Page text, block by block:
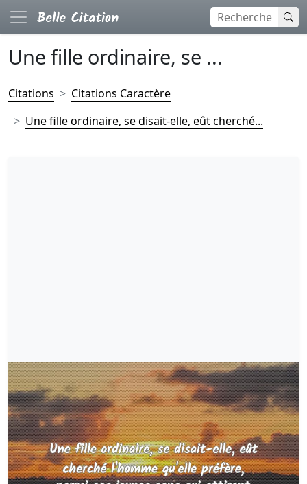
Une fille ordinaire, se ...
Citations
Citations Caractère
Une fille ordinaire, se disait-elle, eût cherché...